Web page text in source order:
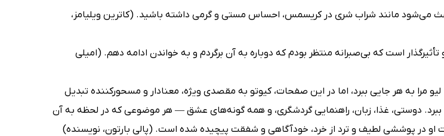
می‌شود مانند شراب شری در کریسمس، احساس مستی و گرمی داشته باشید. (کاترین ویلیامز،
است که بی‌صبرانه منتظر بودم که دوباره به آن برگردم و به خواندن ادامه دهم. (امیلی
مرا به هر جایی ببرد، اما در این صفحات، کیوتو به مقصدی ویژه، معنادار و مسحورکننده تبدیل
ببرد. دوستی، غذا، زبان، راهنمایی گردشگری، و همه گونه‌های عشق — هر موضوعی که در لحظه به آن
او در پوششی لطیف و ترد از خرد، خودآگاهی و شفقت پیچیده شده است. (پالی بارتون، نویسنده)